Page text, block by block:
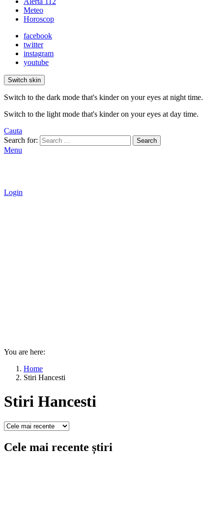
Meteo
Horoscop
facebook
twitter
instagram
youtube
Switch skin
Switch to the dark mode that's kinder on your eyes at night time.
Switch to the light mode that's kinder on your eyes at day time.
Cauta
Search for:
Search
Menu
Login
You are here:
Home
Stiri Hancesti
Stiri Hancesti
Cele mai recente știri